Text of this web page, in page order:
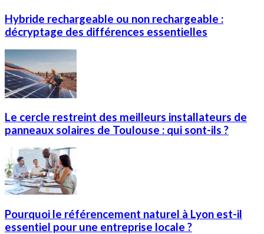
Hybride rechargeable ou non rechargeable :
décryptage des différences essentielles
Le cercle restreint des meilleurs installateurs de
panneaux solaires de Toulouse : qui sont-ils ?
Pourquoi le référencement naturel à Lyon est-il
essentiel pour une entreprise locale ?